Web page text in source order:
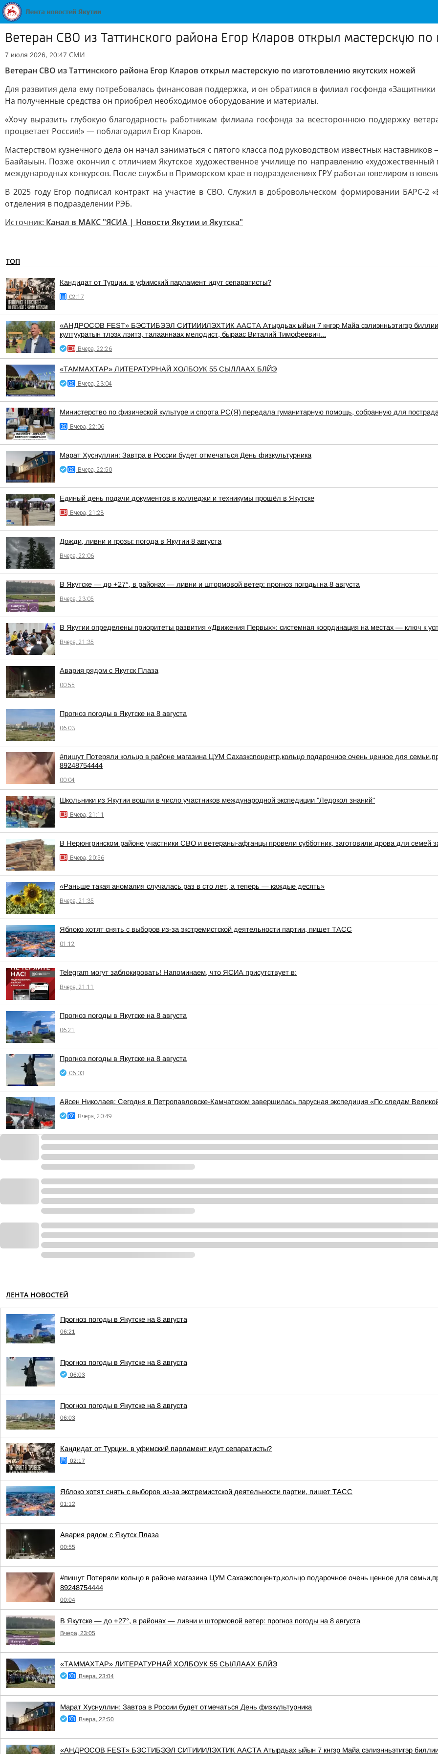
Ветеран СВО из Таттинского района Егор Кларов открыл мастерскую
7 июля 2026, 20:47 СМИ
Ветеран СВО из Таттинского района Егор Кларов открыл мастерскую по изготовлению якутских ножей
Для развития дела ему потребовалась финансовая поддержка, и он обратился в филиал госфонда
На полученные средства он приобрел необходимое оборудование и материалы.
«Хочу выразить глубокую благодарность работникам филиала госфонда за всестороннюю поддержку
процветает Россия!» — поблагодарил Егор Кларов.
Мастерством кузнечного дела он начал заниматься с пятого класса под руководством известных
Баайаыын. Позже окончил с отличием Якутское художественное училище по направлению «художественный
международных конкурсов. После службы в Приморском крае в подразделениях ГРУ работал ювелиром в
В 2025 году Егор подписал контракт на участие в СВО. Служил в добровольческом формировании БАРС-2
отделения в подразделении РЭБ.
Источник: Канал в МАКС "ЯСИА | Новости Якутии и Якутска"
ТОП
Кандидат от Турции. в уфимский парламент идут сепаратисты?
02:17
«АНДРОСОВ FEST» БЭСТИБЭЭЛ СИТИИИЛЭХТИК ААСТА Атырдьах ыйын 7 кнгэр Майа сэлиэнньэтигэр
култууратын тлээх лэитэ, талааннаах мелодист, быраас Виталий Тимофеевич...
Вчера, 22:26
«ТАММАХТАР» ЛИТЕРАТУРНАЙ ХОЛБОУК 55 СЫЛЛААХ БЛЙЭ
Вчера, 23:04
Министерство по физической культуре и спорта РС(Я) передала гуманитарную помощь, собранную для
Вчера, 22:06
Марат Хуснуллин: Завтра в России будет отмечаться День физкультурника
Вчера, 22:50
Единый день подачи документов в колледжи и техникумы прошёл в Якутске
Вчера, 21:28
Дожди, ливни и грозы: погода в Якутии 8 августа
Вчера, 22:06
В Якутске — до +27°, в районах — ливни и штормовой ветер: прогноз погоды на 8 августа
Вчера, 23:05
В Якутии определены приоритеты развития «Движения Первых»: системная координация на местах — ключ к
Вчера, 21:35
Авария рядом с Якутск Плаза
00:55
Прогноз погоды в Якутске на 8 августа
06:03
#пишут Потеряли кольцо в районе магазина ЦУМ Сахаэкспоцентр,кольцо подарочное очень ценное для
89248754444
00:04
Школьники из Якутии вошли в число участников международной экспедиции "Ледокол знаний"
Вчера, 21:11
В Нерюнгринском районе участники СВО и ветераны-афганцы провели субботник, заготовили дрова для семей
Вчера, 20:56
«Раньше такая аномалия случалась раз в сто лет, а теперь — каждые десять»
Вчера, 21:35
Яблоко хотят снять с выборов из-за экстремистской деятельности партии, пишет ТАСС
01:12
Telegram могут заблокировать! Напоминаем, что ЯСИА присутствует в:
Вчера, 21:11
Прогноз погоды в Якутске на 8 августа
06:21
Прогноз погоды в Якутске на 8 августа
06:03
Айсен Николаев: Сегодня в Петропавловске-Камчатском завершилась парусная экспедиция «По следам
Вчера, 20:49
ЛЕНТА НОВОСТЕЙ
Прогноз погоды в Якутске на 8 августа
06:21
Прогноз погоды в Якутске на 8 августа
06:03
Прогноз погоды в Якутске на 8 августа
06:03
Кандидат от Турции. в уфимский парламент идут сепаратисты?
02:17
Яблоко хотят снять с выборов из-за экстремистской деятельности партии, пишет ТАСС
01:12
Авария рядом с Якутск Плаза
00:55
#пишут Потеряли кольцо в районе магазина ЦУМ Сахаэкспоцентр,кольцо подарочное очень ценное для
89248754444
00:04
В Якутске — до +27°, в районах — ливни и штормовой ветер: прогноз погоды на 8 августа
Вчера, 23:05
«ТАММАХТАР» ЛИТЕРАТУРНАЙ ХОЛБОУК 55 СЫЛЛААХ БЛЙЭ
Вчера, 23:04
Марат Хуснуллин: Завтра в России будет отмечаться День физкультурника
Вчера, 22:50
«АНДРОСОВ FEST» БЭСТИБЭЭЛ СИТИИИЛЭХТИК ААСТА Атырдьах ыйын 7 кнгэр Майа сэлиэнньэтигэр